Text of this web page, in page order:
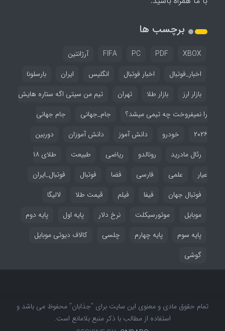
برچسب ها
FIFA PC PDF XBOX
آرژانتین
اخبار_فوتبال
اخبار فوتبال انگلیس ایران
بارسلونا
بازار ارز
بازار طلا تهران
تیم من سیتی اگه ستاره هایش
را نمیفروخت چه تیمی میشد؟
جام_جهانی
جام جهانی
۲۰۲۶
خودرو دانش آموز دانش آموزان
دوربین
رئال مادرید
رونالدو ریاضی طبیعت
طلای ۱۸
عیار
علمی فارسی فضا فوتبال
فوتبال_ایران
فوتبال جهان
فیفا فیلم قیمت طلا
لالیگا
موبایل
موتورسیکلت نرخ دلار پایه اول
پایه دوم
پایه سوم
پایه چهارم چلسی
کالاف دیوتی موبایل
گوشی
تمام حقوق مادی و معنوی این سایت برای "جذابان" محفوظ می باشد و
استفاده از مطالب با ذکر منبع بلامانع است.